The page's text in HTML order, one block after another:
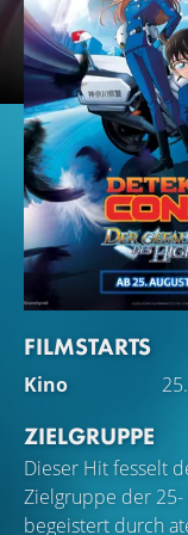
FILMSTARTS
Kino
ZIELGRUPPE
Dieser Hit fesselt
Zielgruppe der 25-
begeistert durch